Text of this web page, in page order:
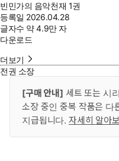
빈민가의 음악천재 1권
등록일 2026.04.28
글자수 약 4.9만 자
다운로드
더보기
전권 소장
[구매 안내] 세트 또는 시
소장 중인 중복 작품은 다
지급됩니다. 자세히 알아